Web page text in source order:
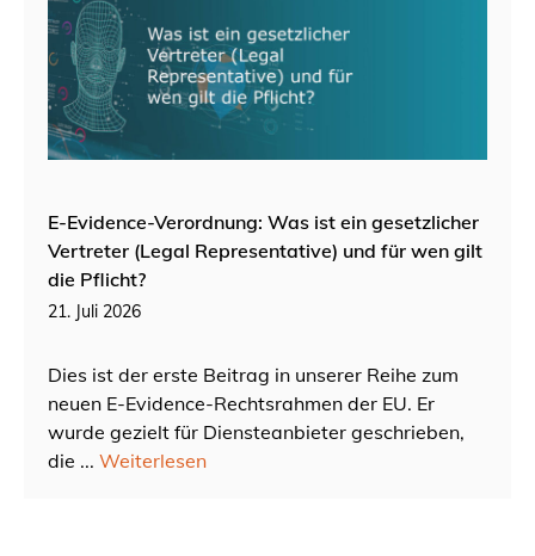
E-Evidence-Verordnung: Was ist ein gesetzlicher
Vertreter (Legal Representative) und für wen gilt
die Pflicht?
21. Juli 2026
Dies ist der erste Beitrag in unserer Reihe zum
neuen E-Evidence-Rechtsrahmen der EU. Er
wurde gezielt für Diensteanbieter geschrieben,
die ... Weiterlesen